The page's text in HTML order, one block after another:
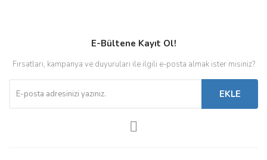
E-Bültene Kayıt Ol!
Fırsatları, kampanya ve duyuruları ile ilgili e-posta almak ister misiniz?
EKLE